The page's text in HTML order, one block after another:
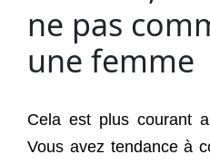
ne pas
une femme
Cela est plus courant
Vous avez tendance à